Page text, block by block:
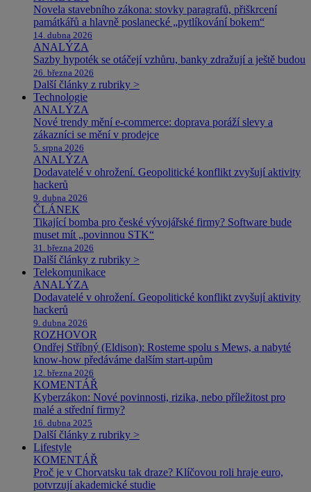
Novela stavebního zákona: stovky paragrafů, přiškrcení
památkářů a hlavně poslanecké „pytlíkování bokem“
14. dubna 2026
ANALÝZA
Sazby hypoték se otáčejí vzhůru, banky zdražují a ještě budou
26. března 2026
Další články z rubriky >
Technologie
ANALÝZA
Nové trendy mění e-commerce: doprava poráží slevy a
zákazníci se mění v prodejce
5. srpna 2026
ANALÝZA
Dodavatelé v ohrožení. Geopolitické konflikt zvyšují aktivity
hackerů
9. dubna 2026
ČLÁNEK
Tikající bomba pro české vývojářské firmy? Software bude
muset mít „povinnou STK“
31. března 2026
Další články z rubriky >
Telekomunikace
ANALÝZA
Dodavatelé v ohrožení. Geopolitické konflikt zvyšují aktivity
hackerů
9. dubna 2026
ROZHOVOR
Ondřej Stříbný (Eldison): Rosteme spolu s Mews, a nabyté
know-how předáváme dalším start-upům
12. března 2026
KOMENTÁŘ
Kyberzákon: Nové povinnosti, rizika, nebo příležitost pro
malé a střední firmy?
16. dubna 2025
Další články z rubriky >
Lifestyle
KOMENTÁŘ
Proč je v Chorvatsku tak draze? Klíčovou roli hraje euro,
potvrzují akademické studie